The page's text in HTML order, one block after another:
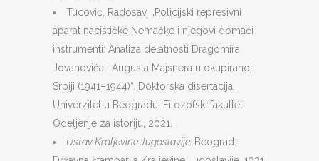
Tucović, Radosav. „Policijski represivni
aparat nacističke Nemačke i njegovi domaći
instrumenti: Analiza delatnosti Dragomira
Jovanovića i Augusta Majsnera u okupiranoj
Srbiji (1941–1944)“. Doktorska disertacija,
Univerzitet u Beogradu, Filozofski fakultet,
Odeljenje za istoriju, 2021.
Ustav Kraljevine Jugoslavije. Beograd: